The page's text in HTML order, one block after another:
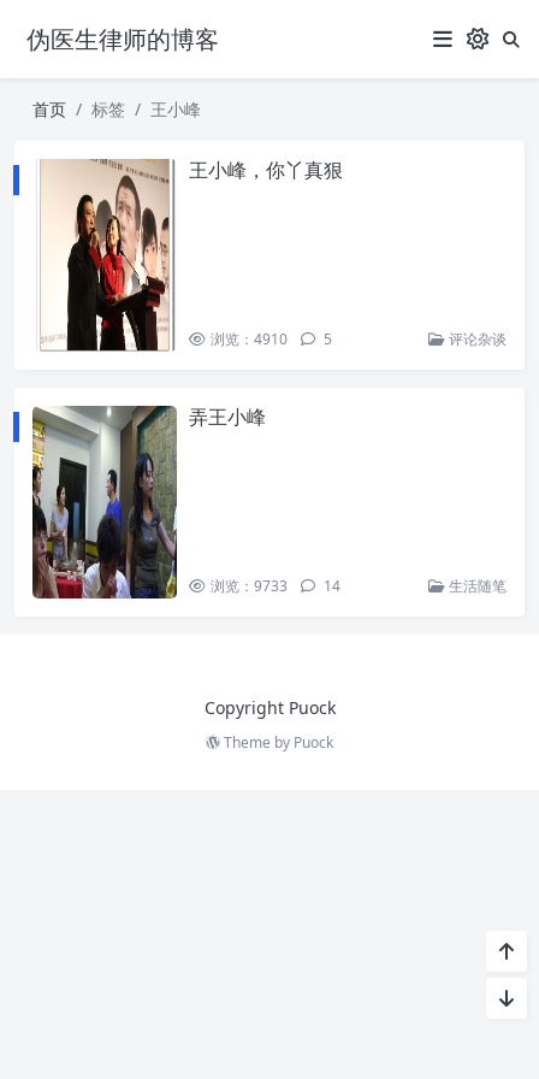
伪医生律师的博客
首页 标签 王小峰
王小峰，你丫真狠
浏览：4910 5 评论杂谈
弄王小峰
浏览：9733 14 生活随笔
Copyright Puock
Theme by Puock